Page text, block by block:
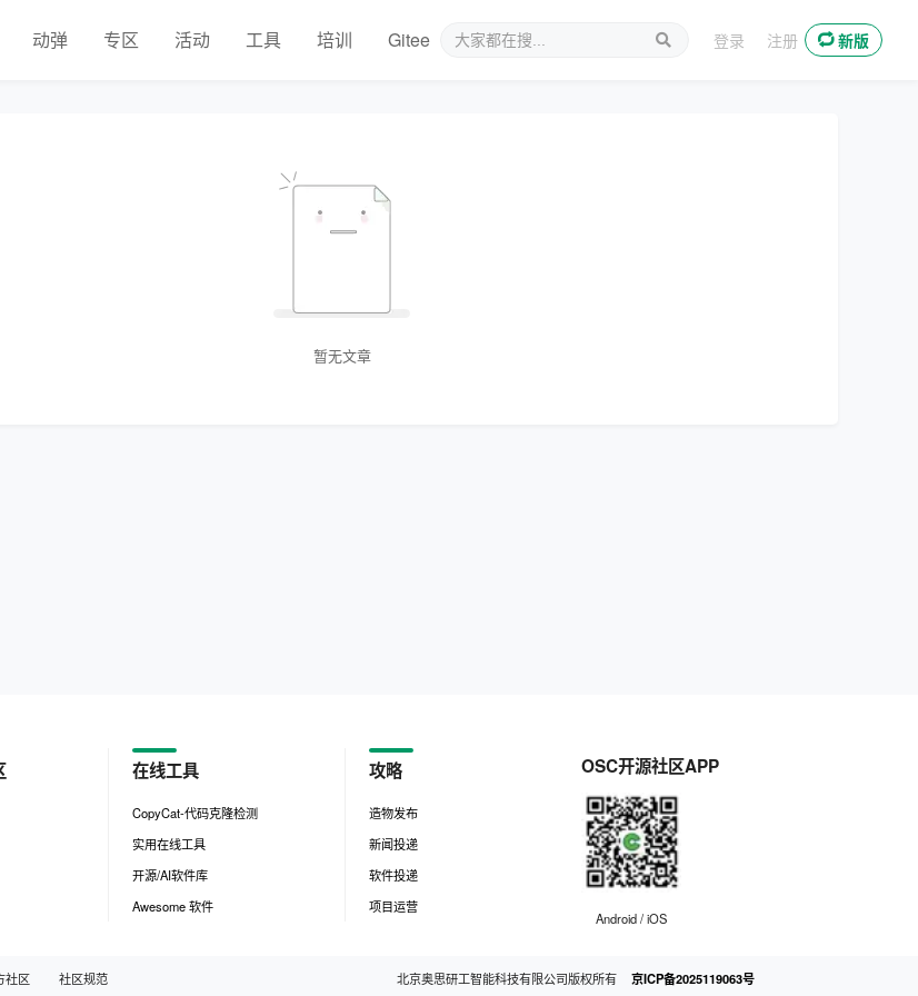
动弹 专区 活动 工具 培训 Gitee 新媒体 登录 注册 新版
暂无文章
在线工具
CopyCat-代码克隆检测
实用在线工具
开源/AI软件库
Awesome 软件
攻略
造物发布
新闻投递
软件投递
项目运营
OSC开源社区APP
Android / iOS
社区 社区规范 北京奥思研工智能科技有限公司版权所有 京ICP备2025119063号